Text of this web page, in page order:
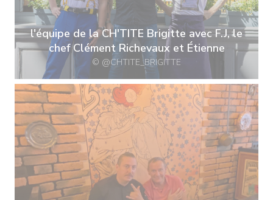
l'équipe de la CH'TITE Brigitte avec F.J, le
chef Clément Richevaux et Étienne
© @CHTITE_BRIGITTE